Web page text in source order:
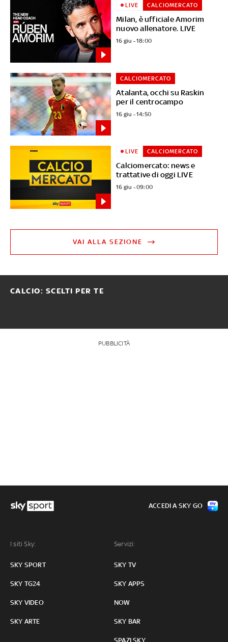
Milan, è ufficiale Amorim
nuovo allenatore. LIVE
LIVE CALCIOMERCATO
16 giu - 18:00
Atalanta, occhi su Raskin
per il centrocampo
CALCIOMERCATO
16 giu - 14:50
Calciomercato: news e
trattative di oggi LIVE
LIVE CALCIOMERCATO
16 giu - 09:00
VAI ALLA SEZIONE
CALCIO: SCELTI PER TE
PUBBLICITÀ
I siti Sky:
SKY SPORT
SKY TG24
SKY VIDEO
SKY ARTE
Servizi:
SKY TV
SKY APPS
NOW
SKY BAR
SPAZI SKY
ACCEDI A SKY GO